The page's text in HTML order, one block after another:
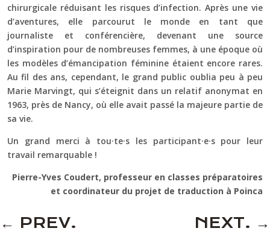
chirurgicale réduisant les risques d’infection. Après une vie
d’aventures, elle parcourut le monde en tant que
journaliste et conférencière, devenant une source
d’inspiration pour de nombreuses femmes, à une époque où
les modèles d’émancipation féminine étaient encore rares.
Au fil des ans, cependant, le grand public oublia peu à peu
Marie Marvingt, qui s’éteignit dans un relatif anonymat en
1963, près de Nancy, où elle avait passé la majeure partie de
sa vie.
Un grand merci à tou·te·s les participant·e·s pour leur
travail remarquable !
Pierre-Yves Coudert, professeur en classes préparatoires
et coordinateur du projet de traduction à Poinca
← PREV. NEXT. →